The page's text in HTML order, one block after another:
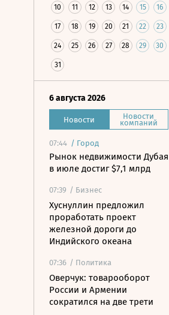
10 11 12 13 14 15 16
17 18 19 20 21 22 23
24 25 26 27 28 29 30
31
6 августа 2026
Новости Новости
компаний
07:44 / Город
Рынок недвижимости Дубая
в июле достиг $7,1 млрд
07:39 / Бизнес
Хуснуллин предложил
проработать проект
железной дороги до
Индийского океана
07:36 / Политика
Оверчук: товарооборот
России и Армении
сократился на две трети